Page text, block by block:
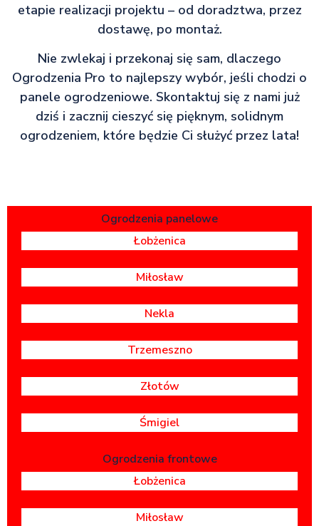
etapie realizacji projektu – od doradztwa, przez
dostawę, po montaż.
Nie zwlekaj i przekonaj się sam, dlaczego
Ogrodzenia Pro to najlepszy wybór, jeśli chodzi o
panele ogrodzeniowe. Skontaktuj się z nami już
dziś i zacznij cieszyć się pięknym, solidnym
ogrodzeniem, które będzie Ci służyć przez lata!
Ogrodzenia panelowe
Łobżenica
Miłosław
Nekla
Trzemeszno
Złotów
Śmigiel
Ogrodzenia frontowe
Łobżenica
Miłosław